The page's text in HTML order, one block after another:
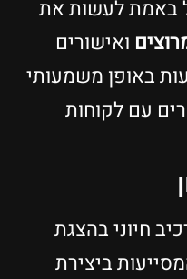
באמת לעשות את
ואישורים
באופן משמעותי
עם לקוחות
חיוני בהצגת
ביצירת